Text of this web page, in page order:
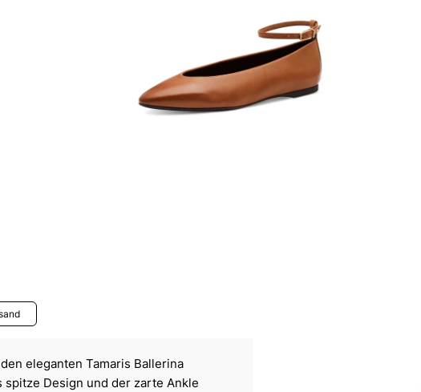
eleganten Tamaris Ballerina
Design und der zarte Ankle